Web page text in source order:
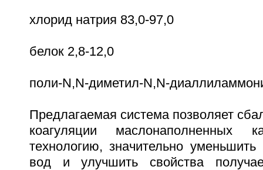
хлорид натрия 83,0-97,0
белок 2,8-12,0
поли-N,N-диметил-N,N-
Предлагаемая система позволяет
коагуляции маслонаполненных
технологию, значительно уменьшить
вод и улучшить свойства